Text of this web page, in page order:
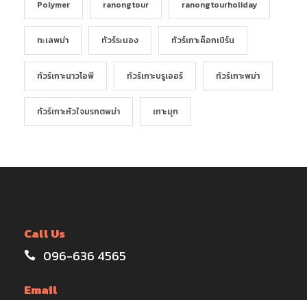
Polymer ranongtour ranongtourholiday
ทะเลพม่า ทัวร์ระนอง ทัวร์เกาะค๊อกเบิร์น
ทัวร์เกาะนาวโอพี ทัวร์เกาะบรูเออร์ ทัวร์เกาะพม่า
ทัวร์เกาะหัวใจมรกตพม่า เกาะมุก
Call Us
096-636 4565
Email